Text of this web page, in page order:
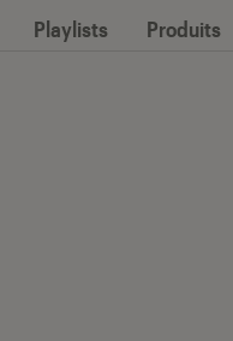
Playlists Produits